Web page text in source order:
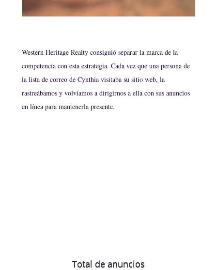
Western Heritage Realty consiguió separar la marca de la
competencia con esta estrategia. Cada vez que una persona de
la lista de correo de Cynthia visitaba su sitio web, la
rastreábamos y volvíamos a dirigirnos a ella con sus anuncios
en línea para mantenerla presente.
Total de anuncios